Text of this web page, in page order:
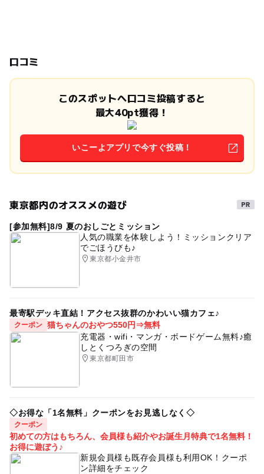
口コミ
このスポットへ口コミ投稿すると
最大40pt獲得！
いこーよアプリで今すぐ投稿！
東京都内のオススメの遊び
[参加無料]8/9 夏のおしごとミッション
人気の職業を体験しよう！ミッションクリア
でごほうびも♪
東京都小金井市
最寄駅デッキ直結！アクセス抜群のかわいい猫カフェ♪
クーポン 猫ちゃんのおやつ550円⇒無料
充電器・wifi・マンガ・ボードゲーム無料♪癒
しとくつろぎの空間
東京都町田市
◇お得な「1名無料」クーポンをお見逃しなく◇
クーポン
初めての方はもちろん、会員様も紹介やお誕生月特典で1名無料！
お得に遊ぼう♪
新規会員様も既存会員様も利用OK！クーポ
ン詳細をチェック